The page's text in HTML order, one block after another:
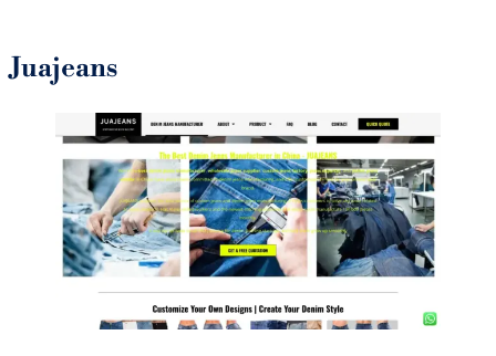
Juajeans